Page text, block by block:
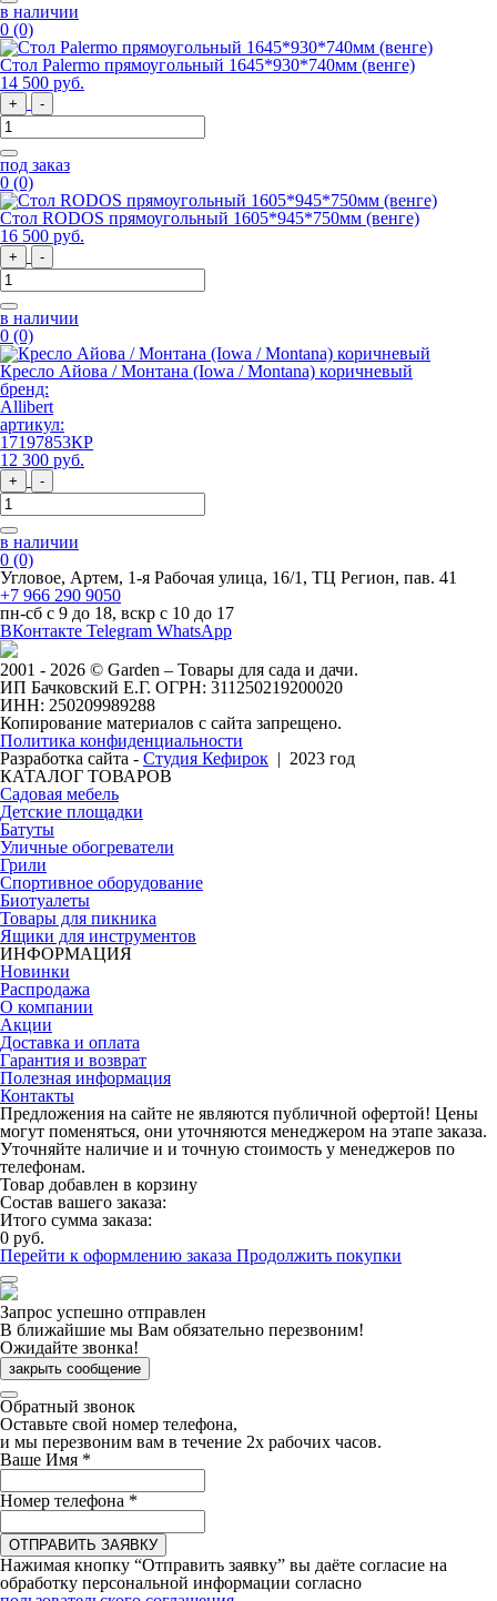
в наличии
0 (0)
Стол Palermo прямоугольный 1645*930*740мм (венге)
14 500 руб.
+ -
под заказ
0 (0)
Стол RODOS прямоугольный 1605*945*750мм (венге)
16 500 руб.
+ -
в наличии
0 (0)
Кресло Айова / Монтана (Iowa / Montana) коричневый
бренд:
Allibert
артикул:
17197853КР
12 300 руб.
+ -
в наличии
0 (0)
Угловое, Артем, ​1-я Рабочая улица, 16/1, ТЦ Регион, пав. 41
+7 966 290 9050
пн-сб с 9 до 18, вскр с 10 до 17
ВКонтакте Telegram WhatsApp
2001 - 2026 © Garden – Товары для сада и дачи.
ИП Бачковский Е.Г. ОГРН: 311250219200020
ИНН: 250209989288
Копирование материалов с сайта запрещено.
Политика конфиденциальности
Разработка сайта - Студия Кефирок | 2023 год
КАТАЛОГ ТОВАРОВ
Садовая мебель
Детские площадки
Батуты
Уличные обогреватели
Грили
Спортивное оборудование
Биотуалеты
Товары для пикника
Ящики для инструментов
ИНФОРМАЦИЯ
Новинки
Распродажа
О компании
Акции
Доставка и оплата
Гарантия и возврат
Полезная информация
Контакты
Предложения на сайте не являются публичной офертой! Цены
могут поменяться, они уточняются менеджером на этапе заказа.
Уточняйте наличие и и точную стоимость у менеджеров по
телефонам.
Товар добавлен в корзину
Состав вашего заказа:
Итого сумма заказа:
0 руб.
Перейти к оформлению заказа Продолжить покупки
Запрос успешно отправлен
В ближайшие мы Вам обязательно перезвоним!
Ожидайте звонка!
закрыть сообщение
Обратный звонок
Оставьте свой номер телефона,
и мы перезвоним вам в течение 2х рабочих часов.
Ваше Имя *
Номер телефона *
ОТПРАВИТЬ ЗАЯВКУ
Нажимая кнопку “Отправить заявку” вы даёте согласие на
обработку персональной информации согласно